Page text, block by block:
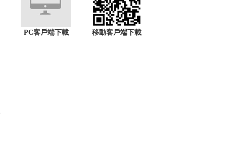
PC客戶端下載 移動客戶端下載